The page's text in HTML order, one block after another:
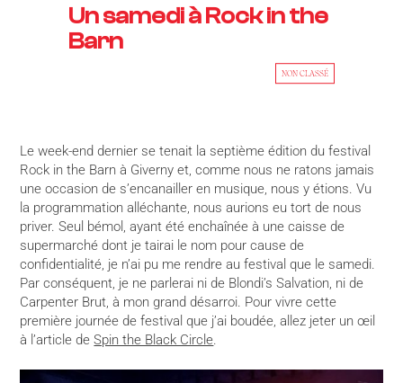
Un samedi à Rock in the
Barn
NON CLASSÉ
Le week-end dernier se tenait la septième édition du festival
Rock in the Barn à Giverny et, comme nous ne ratons jamais
une occasion de s’encanailler en musique, nous y étions. Vu
la programmation alléchante, nous aurions eu tort de nous
priver. Seul bémol, ayant été enchaînée à une caisse de
supermarché dont je tairai le nom pour cause de
confidentialité, je n’ai pu me rendre au festival que le samedi.
Par conséquent, je ne parlerai ni de Blondi’s Salvation, ni de
Carpenter Brut, à mon grand désarroi. Pour vivre cette
première journée de festival que j’ai boudée, allez jeter un œil
à l’article deSpin the Black Circle.